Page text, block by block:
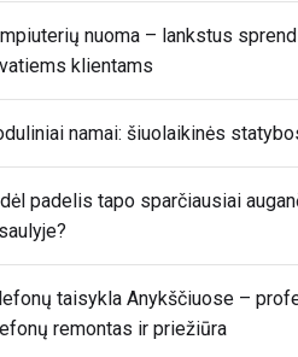
nuoma – lankstus
klientams
namai: šiuolaikinės
padelis tapo sparčiausiai
taisykla Anykščiuose –
remontas ir priežiūra